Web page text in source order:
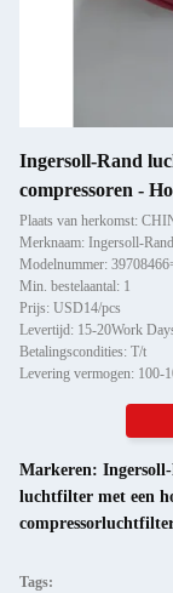
Ingersoll-Rand
compressoren -
Plaats van herkomst:
Merknaam: Ingersoll-Rand
Modelnummer:
Min. bestelaantal: 1
Prijs: USD14/pcs
Levertijd: 15-20Work
Betalingscondities: T/t
Levering vermogen: 100-
Markeren:
luchtfilter met een
Tags: